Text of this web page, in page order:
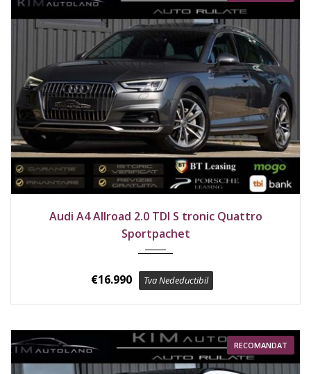
Audi A4 Allroad 2.0 TDI S tronic Quattro
Sportpachet
€16.990 Tva Nedeductibil
RECOMANDAT